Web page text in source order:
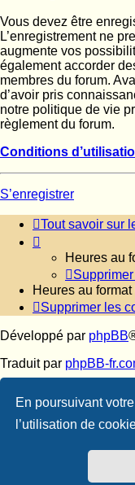
En poursuivant
l’utilisation de
Vous devez être
L’enregistrement ne
augmente vos
également accorder
membres du forum.
d’avoir pris
notre politique de vie
règlement du forum.
Conditions
S’enregistrer
Tout savoir sur
Heures au
Heures au format
Supprimer les
Développé par phpBB
Traduit par phpBB-